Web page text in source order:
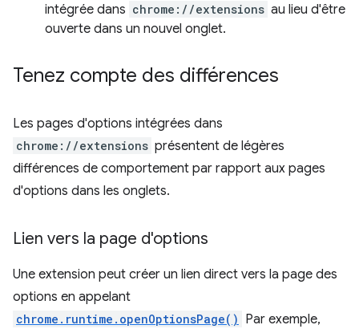
intégrée dans chrome://extensions au lieu d'être
ouverte dans un nouvel onglet.
Tenez compte des différences
Les pages d'options intégrées dans
chrome://extensions présentent de légères
différences de comportement par rapport aux pages
d'options dans les onglets.
Lien vers la page d'options
Une extension peut créer un lien direct vers la page des
options en appelant
chrome.runtime.openOptionsPage() Par exemple,